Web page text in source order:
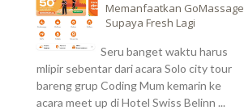
Memanfaatkan GoMassage
Supaya Fresh Lagi
Seru banget waktu harus
mlipir sebentar dari acara Solo city tour
bareng grup Coding Mum kemarin ke
acara meet up di Hotel Swiss Belinn ...